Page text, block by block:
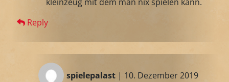
Reply
spielepalast | 10. Dezember 2019